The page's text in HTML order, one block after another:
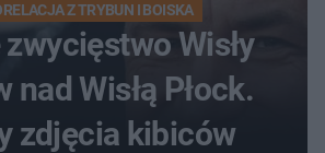
Z TRYBUN I BOISKA
Wisły
nad Wisłą Płock.
zdjęcia kibiców